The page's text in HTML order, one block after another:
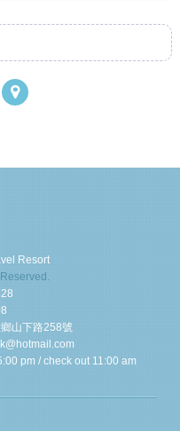
Resort
山下路258號
pm / check out 11:00 am